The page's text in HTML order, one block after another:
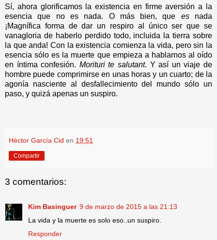
Sí, ahora glorificamos la existencia en firme aversión a la
esencia que no es nada. O más bien, que esnada
¡Magnífica forma de dar un respiro al único ser que se
vanagloria de haberlo perdido todo, incluida la tierra sobre
la que anda! Con la existencia comienza la vida, pero sin la
esencia sólo es la muerte que empieza a hablarnos al oído
en íntima confesión. Morituri te salutant. Y así un viaje de
hombre puede comprimirse en unas horas y un cuarto; de la
agonía nasciente al desfallecimiento del mundo sólo un
paso, y quizá apenas un suspiro.
Héctor García Cid en 19:51
Compartir
3 comentarios:
Kim Basinguer 9 de marzo de 2015 a las 21:13
La vida y la muerte es solo eso..un suspiro.
Responder